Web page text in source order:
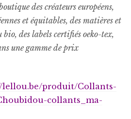
des créateurs européens,
et équitables, des matières et
des labels certifiés oeko-tex,
une gamme de prix
lellou.be/produit/Collants-
collants_ma-